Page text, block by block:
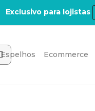
Exclusivo para lojistas
Espelhos Ecommerce